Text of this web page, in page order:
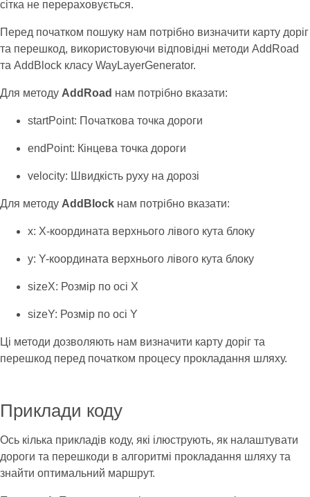
сітка не перераховується.
Перед початком пошуку нам потрібно визначити карту доріг
та перешкод, використовуючи відповідні методи AddRoad
та AddBlock класу WayLayerGenerator.
Для методу AddRoad нам потрібно вказати:
startPoint: Початкова точка дороги
endPoint: Кінцева точка дороги
velocity: Швидкість руху на дорозі
Для методу AddBlock нам потрібно вказати:
x: X-координата верхнього лівого кута блоку
y: Y-координата верхнього лівого кута блоку
sizeX: Розмір по осі X
sizeY: Розмір по осі Y
Ці методи дозволяють нам визначити карту доріг та
перешкод перед початком процесу прокладання шляху.
Приклади коду
Ось кілька прикладів коду, які ілюструють, як налаштувати
дороги та перешкоди в алгоритмі прокладання шляху та
знайти оптимальний маршрут.